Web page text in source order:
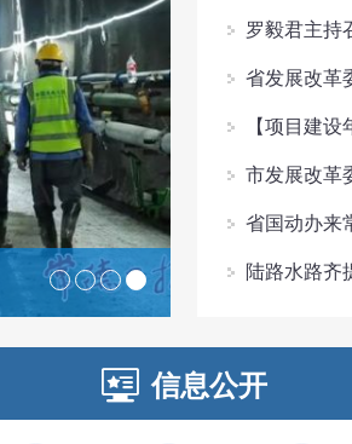
罗毅君主持召
罗毅君主持
省发展改革
【项目建
市发展改革
省国动办来
陆路水路齐
信息公开